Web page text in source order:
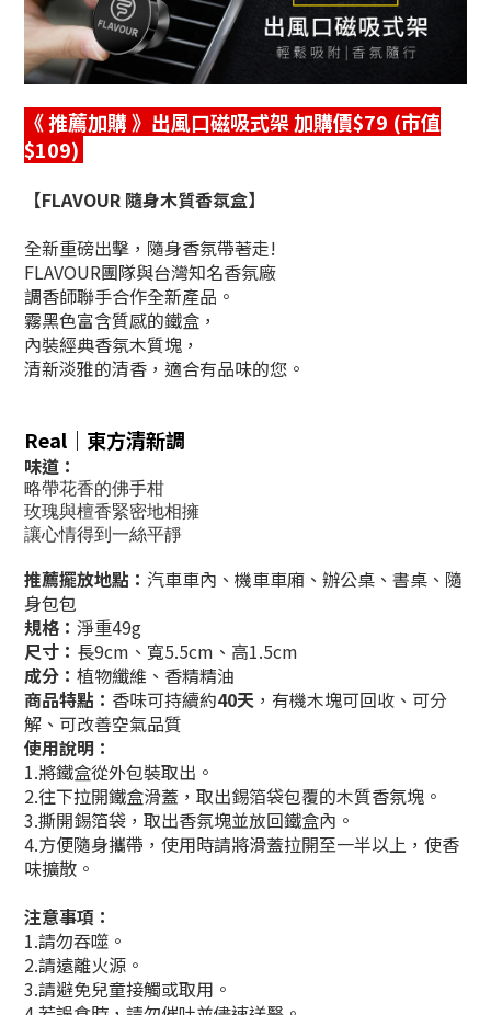
《 推薦加購》出風口磁吸式架 加購價$79 (市值
$109)
【FLAVOUR 隨身木質香氛盒】
全新重磅出擊，隨身香氛帶著走!
FLAVOUR團隊與台灣知名香氛廠
調香師聯手合作全新產品。
霧黑色富含質感的鐵盒，
內裝經典香氛木質塊，
清新淡雅的清香，適合有品味的您。
Real｜東方清新調
味道：
略帶花香的佛手柑
玫瑰與檀香緊密地相擁
讓心情得到一絲平靜
推薦擺放地點 ： 汽車車內、機車車廂、辦公桌、書桌 、 隨
身包包
規格： 淨重49g
尺寸： 長9cm、寬5.5cm、高1.5cm
成分 ： 植物纖維、香精精油
商品特點 ： 香味可持續約40天 ， 有機木塊可回收、可分
解、可改善空氣品質
使用說明 ：
1.將鐵盒從外包裝取出。
2.往下拉開鐵盒滑蓋，取出錫箔袋包覆的木質香氛塊。
3.撕開錫箔袋，取出香氛塊並放回鐵盒內。
4.方便隨身攜帶，使用時請將滑蓋拉開至一半以上，使香
味擴散。
注意事項 ：
1.請勿吞噬。
2.請遠離火源。
3.請避免兒童接觸或取用。